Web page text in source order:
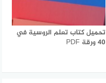
تحميل كتاب تعلم الروسية في
40 ورقة PDF